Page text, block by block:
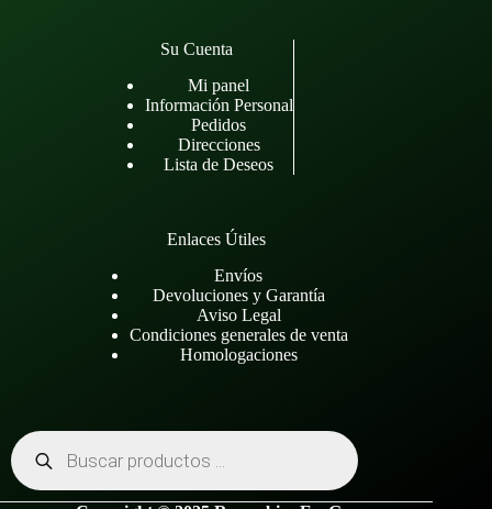
Su Cuenta
Mi panel
Información Personal
Pedidos
Direcciones
Lista de Deseos
Enlaces Útiles
Envíos
Devoluciones y Garantía
Aviso Legal
Condiciones generales de venta
Homologaciones
Búsqueda
de
productos